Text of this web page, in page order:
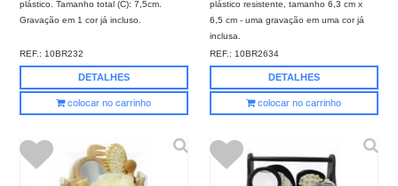
plástico. Tamanho total (C): 7,5cm.
Gravação em 1 cor já incluso.
REF.:10BR232
DETALHES
colocar no carrinho
plástico resistente, tamanho 6,3 cm x
6,5 cm - uma gravação em uma cor já
inclusa.
REF.:10BR2634
DETALHES
colocar no carrinho